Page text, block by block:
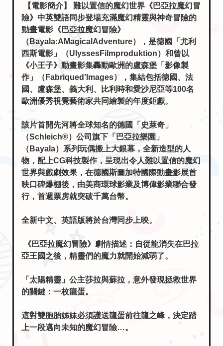
【電影簡介】 難以置信的魔幻世界《巴亞拉魔幻冒
險》中英雙語同步登場充滿魔幻精靈與神奇冒險的
動畫電影《巴亞拉魔幻冒險》
（Bayala:AMagicalAdventure），是德國「尤利
西斯電影」（UlyssesFilmproduktion）和曾以
《小王子》動畫影集轟動歐洲的盧森堡「影像製
作」（Fabriqued’Images），集結包括德國、法
國、盧森堡、義大利、比利時和愛沙尼亞等100名
歐洲優秀視覺藝術家共同繪製的年度鉅獻。
該片首開先河將全球知名的德國「史萊奇」
（Schleich®）公司旗下「巴亞拉樂園」
（Bayala）系列玩偶搬上大銀幕，全新造型的人
物，配上CG科技製作，呈現出令人難以置信的魔幻
世界與戲劇效果，在德國斯圖加特國際動畫影展首
映口碑爆棚後，由美商環球影業及博偉影業聯合發
行，首週票房就突破千萬台幣。
全新中文、英語版將於台灣同步上映。
《巴亞拉魔幻冒險》劇情描述：自從龍消失在巴拉
亞王國之後，精靈們的魔力就開始減弱了。
「太陽精靈」公主莎拉與蘇拉，意外發現拯救世界
的關鍵：一枚龍蛋。
這對雙胞胎姊妹必須護送龍蛋前往龍之峰，決定踏
上一段邁向未知的魔幻冒險…。